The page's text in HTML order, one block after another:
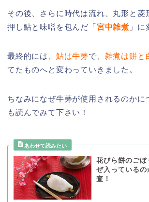
その後、さらに時代は流れ、丸形と菱
押し鮎と味噌を包んだ「 宮中雑煮 」に
最終的には、 鮎は牛蒡で、 雑煮は餅と
てたものへと変わっていきました。
ちなみになぜ牛蒡が使用されるのかに
も読んでみて下さい！
花びら餅のご
ぜ入っているの
査！